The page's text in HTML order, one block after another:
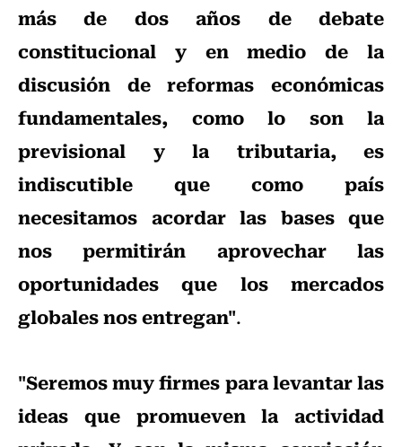
más de dos años de debate
constitucional y en medio de la
discusión de reformas económicas
fundamentales, como lo son la
previsional y la tributaria, es
indiscutible que como país
necesitamos acordar las bases que
nos permitirán aprovechar las
oportunidades que los mercados
globales nos entregan".
"Seremos muy firmes para levantar las
ideas que promueven la actividad